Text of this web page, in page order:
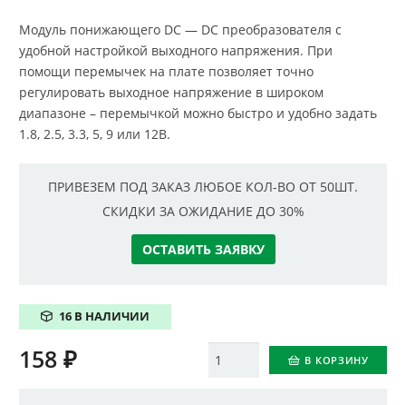
Модуль понижающего DC — DC преобразователя с
удобной настройкой выходного напряжения. При
помощи перемычек на плате позволяет точно
регулировать выходное напряжение в широком
диапазоне – перемычкой можно быстро и удобно задать
1.8, 2.5, 3.3, 5, 9 или 12В.
ПРИВЕЗЕМ ПОД ЗАКАЗ ЛЮБОЕ КОЛ-ВО ОТ 50ШТ.
СКИДКИ ЗА ОЖИДАНИЕ ДО 30%
ОСТАВИТЬ ЗАЯВКУ
16 В НАЛИЧИИ
Количество В КОРЗИНУ
158 ₽